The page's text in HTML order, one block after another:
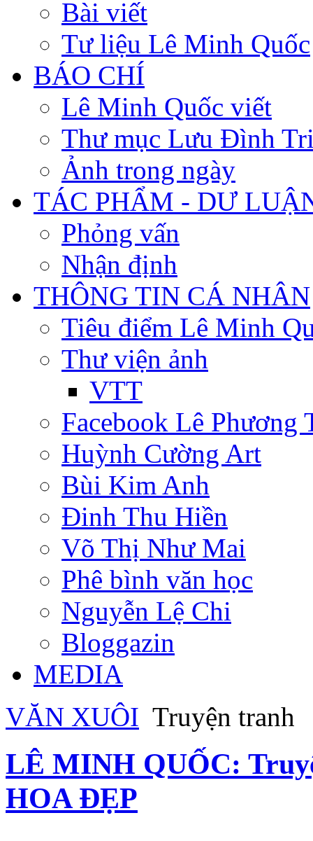
Bài viết
Tư liệu Lê Minh Quốc
BÁO CHÍ
Lê Minh Quốc viết
Thư mục Lưu Đình
Ảnh trong ngày
TÁC PHẨM - DƯ
Phỏng vấn
Nhận định
THÔNG TIN CÁ NHÂN
Tiêu điểm Lê Minh
Thư viện ảnh
VTT
Facebook Lê Phương
Huỳnh Cường Art
Bùi Kim Anh
Đinh Thu Hiền
Võ Thị Như Mai
Phê bình văn học
Nguyễn Lệ Chi
Bloggazin
MEDIA
VĂN XUÔI Truyện tranh
LÊ MINH QUỐC:
HOA ĐẸP